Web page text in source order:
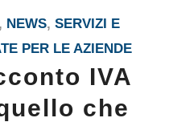
, NEWS, SERVIZI E
PER LE AZIENDE
IVA
che